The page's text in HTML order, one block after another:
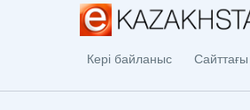
Кері байланыс